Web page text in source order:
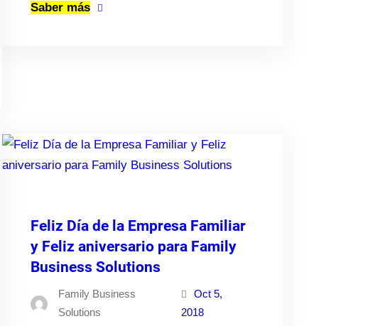
Saber más
Feliz Día de la Empresa Familiar
y Feliz aniversario para Family
Business Solutions
Family Business
Solutions
Oct 5,
2018